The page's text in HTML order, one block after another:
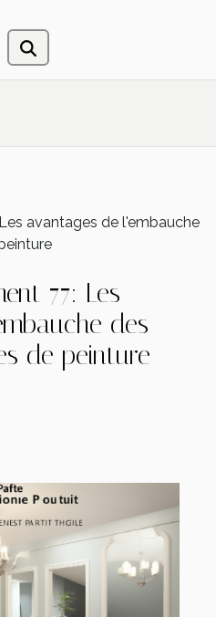
avantages de l'embauche
77: Les
des
de peinture